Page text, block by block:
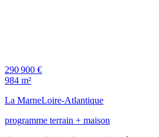
290 900 €
984 m²
La MarneLoire-Atlantique
programme terrain + maison